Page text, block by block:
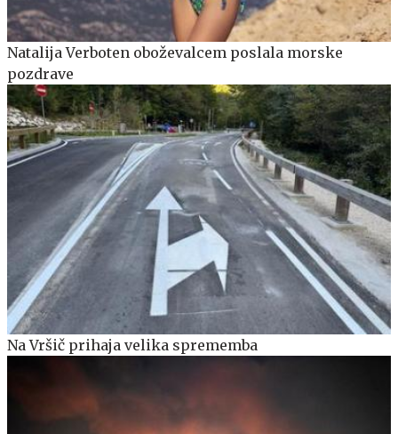
Natalija Verboten oboževalcem poslala morske
pozdrave
Na Vršič prihaja velika sprememba